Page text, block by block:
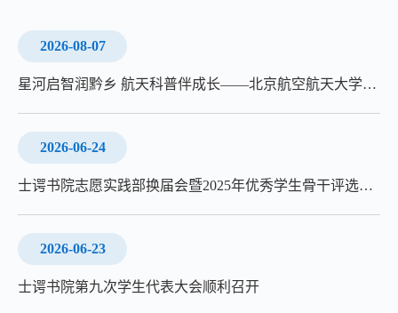
2026-08-07
星河启智润黔乡 航天科普伴成长——北京航空航天大学蓝天之梯支教队赴贵州黔西开展航空航天特色支教与社会调研实践
2026-06-24
士谔书院志愿实践部换届会暨2025年优秀学生骨干评选会议圆满召开
2026-06-23
士谔书院第九次学生代表大会顺利召开